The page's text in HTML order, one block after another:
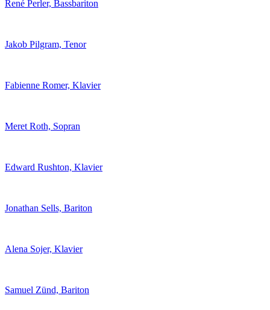
René Perler, Bassbariton
Jakob Pilgram, Tenor
Fabienne Romer, Klavier
Meret Roth, Sopran
Edward Rushton, Klavier
Jonathan Sells, Bariton
Alena Sojer, Klavier
Samuel Zünd, Bariton